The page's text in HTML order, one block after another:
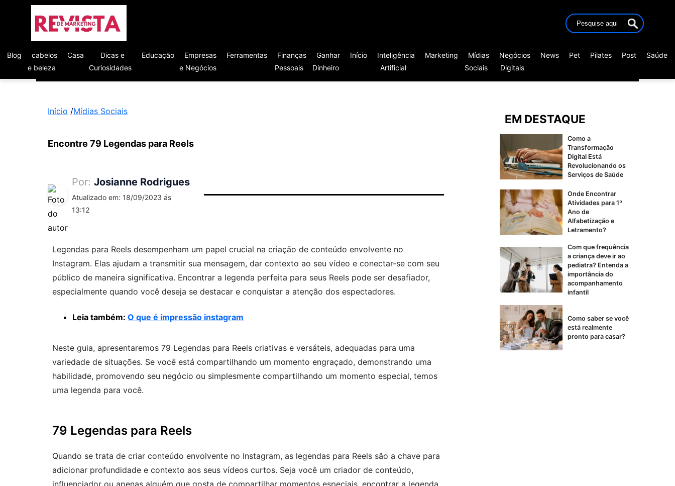
Blog
cabelos
e beleza
Casa
Dicas e
Curiosidades
Educação
Empresas
e Negócios
Ferramentas
Finanças
Pessoais
Ganhar
Dinheiro
Início
Inteligência
Artificial
Marketing
Mídias
Sociais
Negócios
Digitais
News Pet Pilates Post Saúde
Início /Mídias Sociais
Encontre 79 Legendas para Reels
Por: Josianne Rodrigues
Atualizado em: 18/09/2023 ás
13:12
Legendas para Reels desempenham um papel crucial na criação de conteúdo envolvente no
Instagram. Elas ajudam a transmitir sua mensagem, dar contexto ao seu vídeo e conectar-se com seu
público de maneira significativa. Encontrar a legenda perfeita para seus Reels pode ser desafiador,
especialmente quando você deseja se destacar e conquistar a atenção dos espectadores.
Leia também: O que é impressão instagram
Neste guia, apresentaremos 79 Legendas para Reels criativas e versáteis, adequadas para uma
variedade de situações. Se você está compartilhando um momento engraçado, demonstrando uma
habilidade, promovendo seu negócio ou simplesmente compartilhando um momento especial, temos
uma legenda para você.
79 Legendas para Reels
Quando se trata de criar conteúdo envolvente no Instagram, as legendas para Reels são a chave para
adicionar profundidade e contexto aos seus vídeos curtos. Seja você um criador de conteúdo,
EM DESTAQUE
Como a
Transformação
Digital Está
Revolucionando os
Serviços de Saúde
Onde Encontrar
Atividades para 1º
Ano de
Alfabetização e
Letramento?
Com que frequência
a criança deve ir ao
pediatra? Entenda a
importância do
acompanhamento
infantil
Como saber se você
está realmente
pronto para casar?